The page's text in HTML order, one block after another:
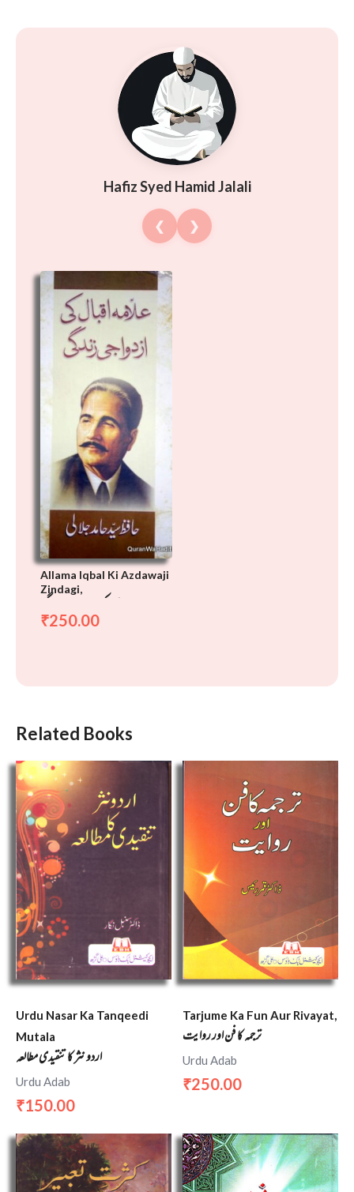
Hafiz Syed Hamid Jalali
❮ ❯
Allama Iqbal Ki Azdawaji
Zindagi,
₹250.00
Related Books
Urdu Nasar Ka Tanqeedi
Mutala
اردو نثر کا تنقیدی مطالعہ
Urdu Adab
₹150.00
Tarjume Ka Fun Aur Rivayat,
ترجمہ کا فن اور روایت
Urdu Adab
₹250.00